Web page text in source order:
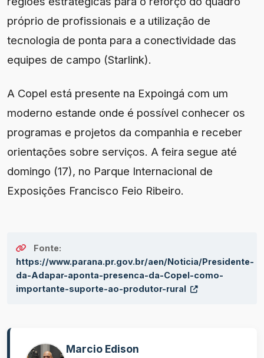
próprio de profissionais e a utilização de
tecnologia de ponta para a conectividade das
equipes de campo (Starlink).
A Copel está presente na Expoingá com um
moderno estande onde é possível conhecer os
programas e projetos da companhia e receber
orientações sobre serviços. A feira segue até
domingo (17), no Parque Internacional de
Exposições Francisco Feio Ribeiro.
Fonte:
https://www.parana.pr.gov.br/aen/Noticia/Presidente-
da-Adapar-aponta-presenca-da-Copel-como-
importante-suporte-ao-produtor-rural
Marcio Edison